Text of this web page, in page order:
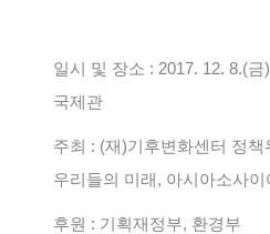
일시 및 장소 : 2017. 12. 8.(
국제관
주최 : (재)기후변화센터 정책
우리들의 미래, 아시아소사
후원 : 기획재정부, 환경부